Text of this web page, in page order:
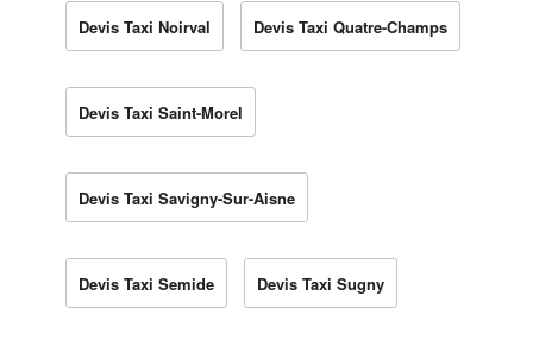
Devis Taxi Noirval Devis Taxi Quatre-Champs
Devis Taxi Saint-Morel
Devis Taxi Savigny-Sur-Aisne
Devis Taxi Semide Devis Taxi Sugny